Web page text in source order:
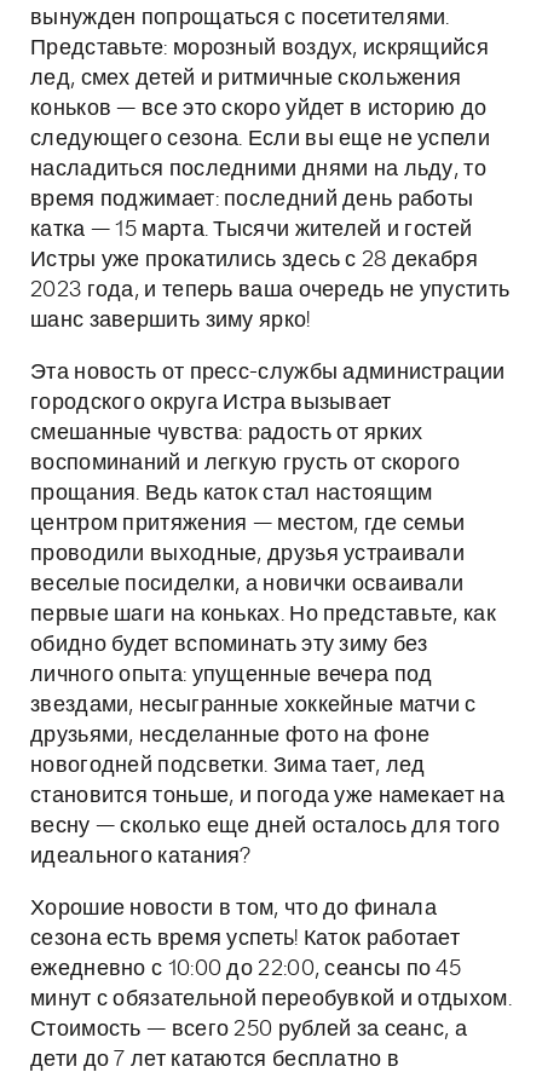
вынужден попрощаться с посетителями.
Представьте: морозный воздух, искрящийся
лед, смех детей и ритмичные скольжения
коньков — все это скоро уйдет в историю до
следующего сезона. Если вы еще не успели
насладиться последними днями на льду, то
время поджимает: последний день работы
катка — 15 марта. Тысячи жителей и гостей
Истры уже прокатились здесь с 28 декабря
2023 года, и теперь ваша очередь не упустить
шанс завершить зиму ярко!
Эта новость от пресс-службы администрации
городского округа Истра вызывает
смешанные чувства: радость от ярких
воспоминаний и легкую грусть от скорого
прощания. Ведь каток стал настоящим
центром притяжения — местом, где семьи
проводили выходные, друзья устраивали
веселые посиделки, а новички осваивали
первые шаги на коньках. Но представьте, как
обидно будет вспоминать эту зиму без
личного опыта: упущенные вечера под
звездами, несыгранные хоккейные матчи с
друзьями, несделанные фото на фоне
новогодней подсветки. Зима тает, лед
становится тоньше, и погода уже намекает на
весну — сколько еще дней осталось для того
идеального катания?
Хорошие новости в том, что до финала
сезона есть время успеть! Каток работает
ежедневно с 10:00 до 22:00, сеансы по 45
минут с обязательной переобувкой и отдыхом.
Стоимость — всего 250 рублей за сеанс, а
дети до 7 лет катаются бесплатно в